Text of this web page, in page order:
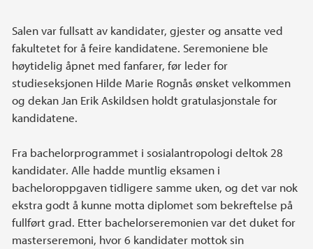
Salen var fullsatt av kandidater, gjester og ansatte ved
fakultetet for å feire kandidatene. Seremoniene ble
høytidelig åpnet med fanfarer, før leder for
studieseksjonen Hilde Marie Rognås ønsket velkommen
og dekan Jan Erik Askildsen holdt gratulasjonstale for
kandidatene.
Fra bachelorprogrammet i sosialantropologi deltok 28
kandidater. Alle hadde muntlig eksamen i
bacheloroppgaven tidligere samme uken, og det var nok
ekstra godt å kunne motta diplomet som bekreftelse på
fullført grad. Etter bachelorseremonien var det duket for
masterseremoni, hvor 6 kandidater mottok sin